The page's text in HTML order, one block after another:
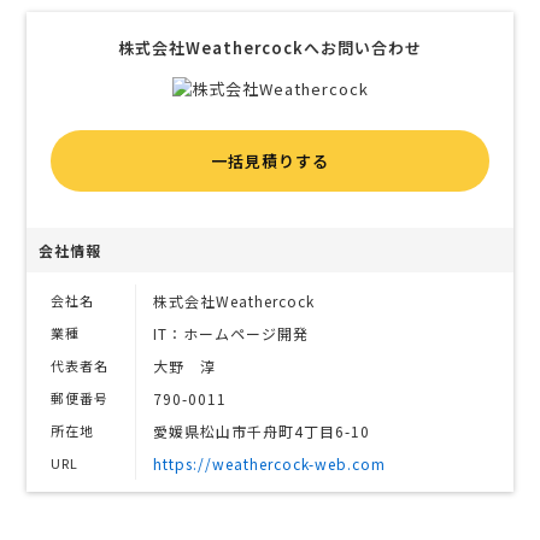
株式会社Weathercockへお問い合わせ
一括見積りする
会社情報
会社名 株式会社Weathercock
業種 IT：ホームページ開発
代表者名 大野 淳
郵便番号 790-0011
所在地 愛媛県松山市千舟町4丁目6-10
URL https://weathercock-web.com